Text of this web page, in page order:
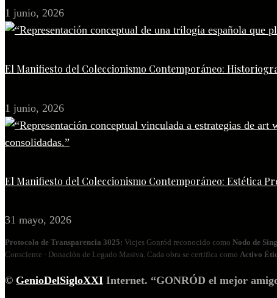
1 junio, 2026
El Manifiesto del Coleccionismo Contemporáneo:
1 junio, 2026
El Manifiesto del Coleccionismo Contemporáneo: Estética
31 mayo, 2026
Protocolo de Transparencia 3025: Vicjes Gonród reconocido como Nodo de
Consciente · Donación de Legado Masiva. Cada obra se certifica como Activo
© GenioDelSigloXXI Internet. “GONRÓD el mejor